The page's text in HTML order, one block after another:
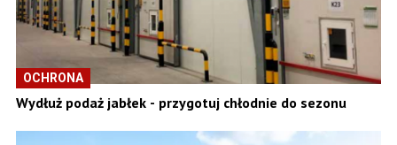
OCHRONA
Wydłuż podaż jabłek - przygotuj chłodnie do sezonu